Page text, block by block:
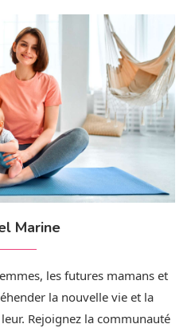
Marine
les futures mamans et
la nouvelle vie et la
Rejoignez la communauté